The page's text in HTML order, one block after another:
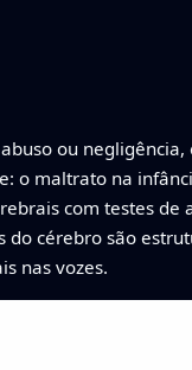
ou negligência,
o maltrato na
com testes de
do cérebro são
nas vozes.